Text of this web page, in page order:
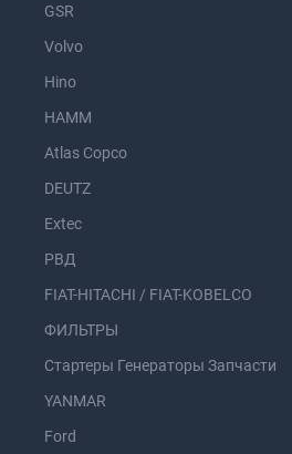
GSR
Volvo
Hino
HAMM
Atlas Copco
DEUTZ
Extec
РВД
FIAT-HITACHI / FIAT-KOBELCO
ФИЛЬТРЫ
Стартеры Генераторы Запчасти
YANMAR
Ford